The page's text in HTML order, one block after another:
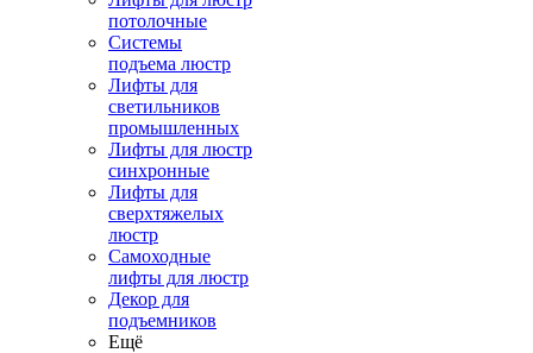
потолочные
Системы
подъема люстр
Лифты для
светильников
промышленных
Лифты для люстр
синхронные
Лифты для
сверхтяжелых
люстр
Самоходные
лифты для люстр
Декор для
подъемников
Ещё